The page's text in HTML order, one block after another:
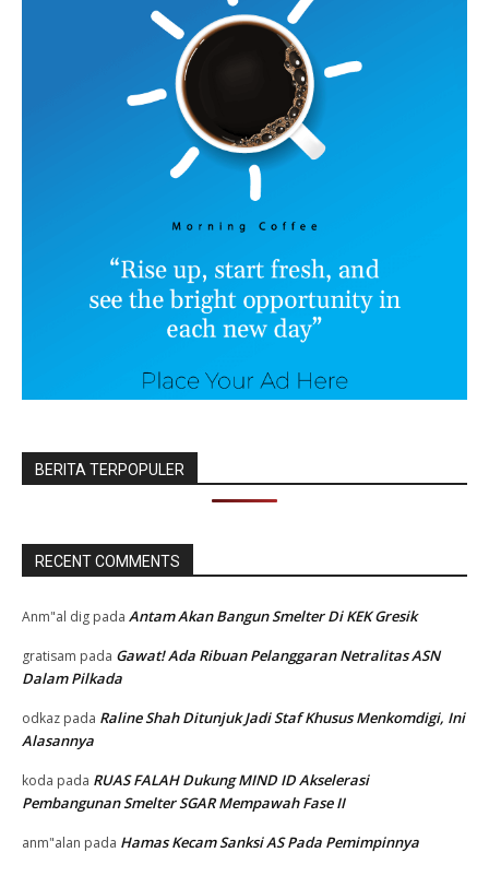
BERITA TERPOPULER
RECENT COMMENTS
Anm"al dig pada Antam Akan Bangun Smelter Di KEK Gresik
gratisam pada Gawat! Ada Ribuan Pelanggaran Netralitas ASN
Dalam Pilkada
odkaz pada Raline Shah Ditunjuk Jadi Staf Khusus Menkomdigi, Ini
Alasannya
koda pada RUAS FALAH Dukung MIND ID Akselerasi
Pembangunan Smelter SGAR Mempawah Fase II
anm"alan pada Hamas Kecam Sanksi AS Pada Pemimpinnya